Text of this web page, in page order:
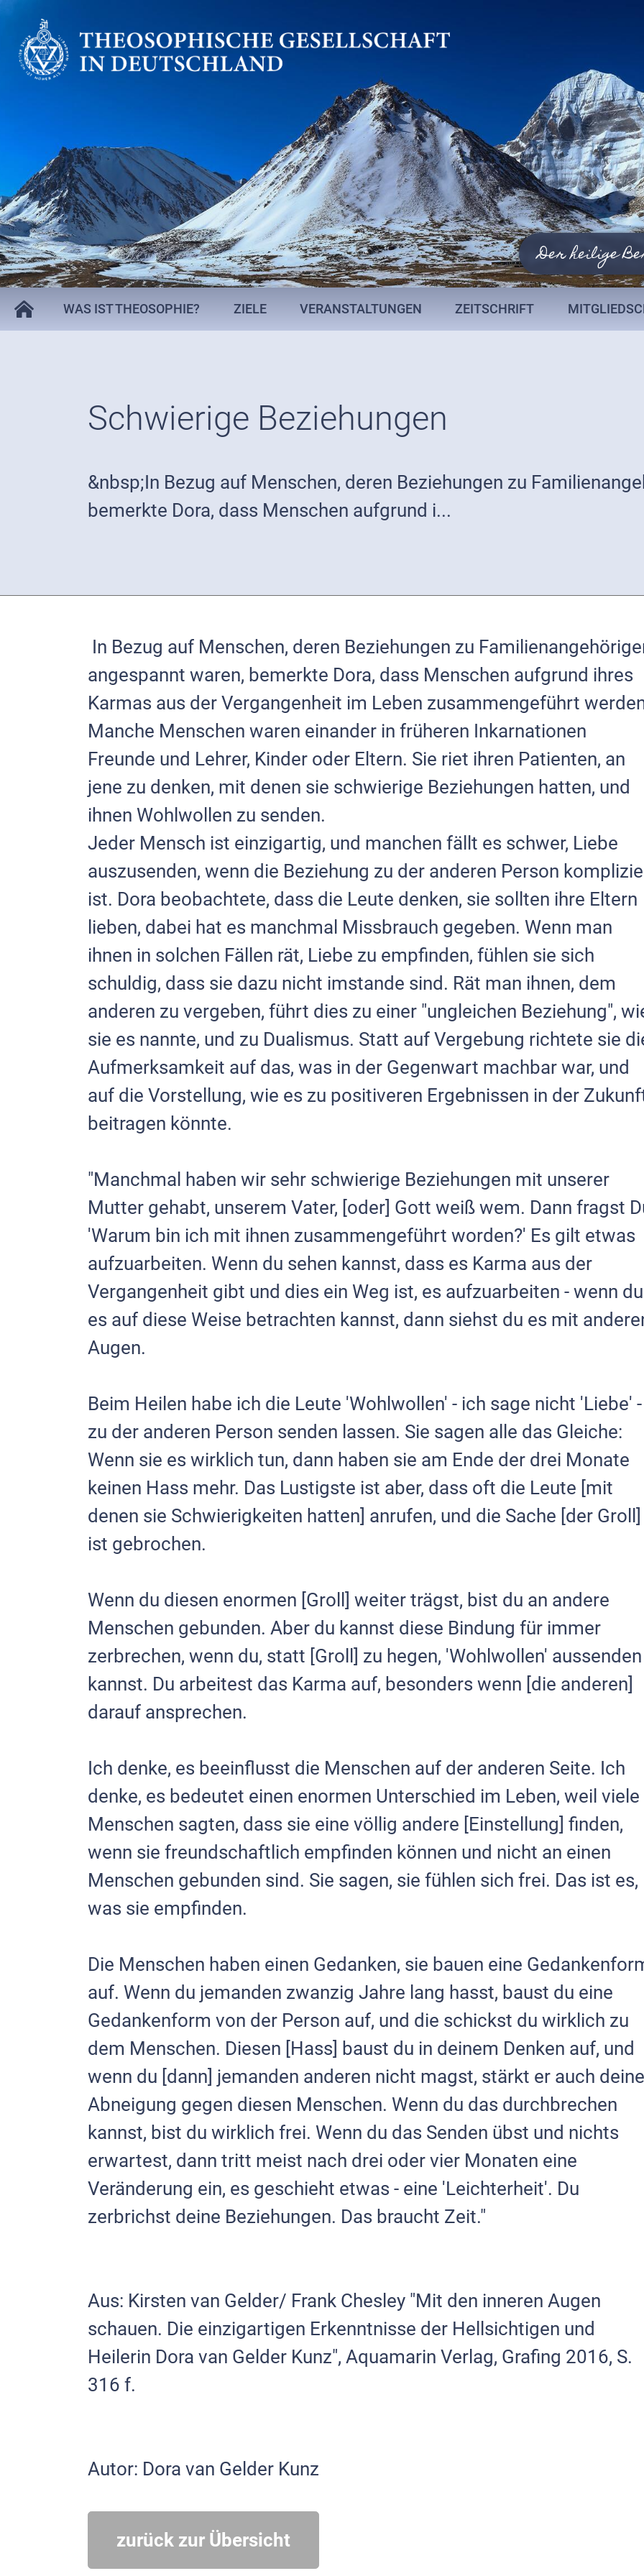
Der heilige
WAS IST THEOSOPHIE? ZIELE VERANSTALTUNGEN ZEITSCHRIFT
Schwierige Beziehungen
&nbsp;In Bezug auf Menschen, deren Beziehungen zu
bemerkte Dora, dass Menschen aufgrund i...
In Bezug auf Menschen, deren Beziehungen zu
angespannt waren, bemerkte Dora, dass Menschen aufgrund ihres
Karmas aus der Vergangenheit im Leben zusammengeführt
Manche Menschen waren einander in früheren Inkarnationen
Freunde und Lehrer, Kinder oder Eltern. Sie riet ihren Patienten, an
jene zu denken, mit denen sie schwierige Beziehungen hatten, und
ihnen Wohlwollen zu senden.
Jeder Mensch ist einzigartig, und manchen fällt es schwer, Liebe
auszusenden, wenn die Beziehung zu der anderen Person
ist. Dora beobachtete, dass die Leute denken, sie sollten ihre Eltern
lieben, dabei hat es manchmal Missbrauch gegeben. Wenn man
ihnen in solchen Fällen rät, Liebe zu empfinden, fühlen sie sich
schuldig, dass sie dazu nicht imstande sind. Rät man ihnen, dem
anderen zu vergeben, führt dies zu einer "ungleichen Beziehung",
sie es nannte, und zu Dualismus. Statt auf Vergebung richtete sie
Aufmerksamkeit auf das, was in der Gegenwart machbar war, und
auf die Vorstellung, wie es zu positiveren Ergebnissen in der
beitragen könnte.
"Manchmal haben wir sehr schwierige Beziehungen mit unserer
Mutter gehabt, unserem Vater, [oder] Gott weiß wem. Dann fragst
'Warum bin ich mit ihnen zusammengeführt worden?' Es gilt etwas
aufzuarbeiten. Wenn du sehen kannst, dass es Karma aus der
Vergangenheit gibt und dies ein Weg ist, es aufzuarbeiten - wenn du
es auf diese Weise betrachten kannst, dann siehst du es mit
Augen.
Beim Heilen habe ich die Leute 'Wohlwollen' - ich sage nicht 'Liebe' -
zu der anderen Person senden lassen. Sie sagen alle das Gleiche:
Wenn sie es wirklich tun, dann haben sie am Ende der drei Monate
keinen Hass mehr. Das Lustigste ist aber, dass oft die Leute [mit
denen sie Schwierigkeiten hatten] anrufen, und die Sache [der Groll]
ist gebrochen.
Wenn du diesen enormen [Groll] weiter trägst, bist du an andere
Menschen gebunden. Aber du kannst diese Bindung für immer
zerbrechen, wenn du, statt [Groll] zu hegen, 'Wohlwollen' aussenden
kannst. Du arbeitest das Karma auf, besonders wenn [die anderen]
darauf ansprechen.
Ich denke, es beeinflusst die Menschen auf der anderen Seite. Ich
denke, es bedeutet einen enormen Unterschied im Leben, weil viele
Menschen sagten, dass sie eine völlig andere [Einstellung] finden,
wenn sie freundschaftlich empfinden können und nicht an einen
Menschen gebunden sind. Sie sagen, sie fühlen sich frei. Das ist es,
was sie empfinden.
Die Menschen haben einen Gedanken, sie bauen eine
auf. Wenn du jemanden zwanzig Jahre lang hasst, baust du eine
Gedankenform von der Person auf, und die schickst du wirklich zu
dem Menschen. Diesen [Hass] baust du in deinem Denken auf, und
wenn du [dann] jemanden anderen nicht magst, stärkt er auch deine
Abneigung gegen diesen Menschen. Wenn du das durchbrechen
kannst, bist du wirklich frei. Wenn du das Senden übst und nichts
erwartest, dann tritt meist nach drei oder vier Monaten eine
Veränderung ein, es geschieht etwas - eine 'Leichterheit'. Du
zerbrichst deine Beziehungen. Das braucht Zeit."
Aus: Kirsten van Gelder/ Frank Chesley "Mit den inneren Augen
schauen. Die einzigartigen Erkenntnisse der Hellsichtigen und
Heilerin Dora van Gelder Kunz", Aquamarin Verlag, Grafing 2016, S.
316 f.
Autor: Dora van Gelder Kunz
zurück zur Übersicht